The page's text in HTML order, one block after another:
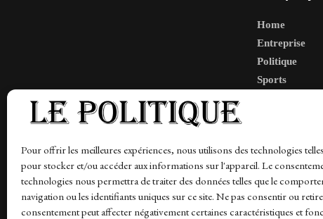
Pour offrir les meilleures expériences, nous utilisons des technologies
pour stocker et/ou accéder aux informations sur l'appareil. Le
technologies nous permettra de traiter des données telles que le
navigation ou les identifiants uniques sur ce site. Ne pas consentir ou
consentement peut affecter négativement certaines caractéristiques et
Home
Entreprise
Politique
Sports
News Finance-Marches Business